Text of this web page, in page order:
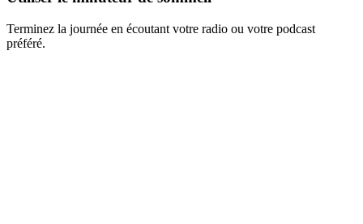
Terminez la journée en écoutant votre radio ou votre podcast
préféré.